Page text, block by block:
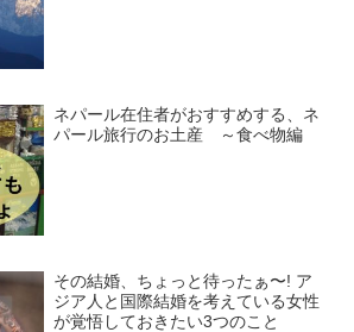
ネパール在住者がおすすめする、ネ
パール旅行のお土産 ～食べ物編
その結婚、ちょっと待ったぁ〜! ア
ジア人と国際結婚を考えている女性
が覚悟しておきたい3つのこと